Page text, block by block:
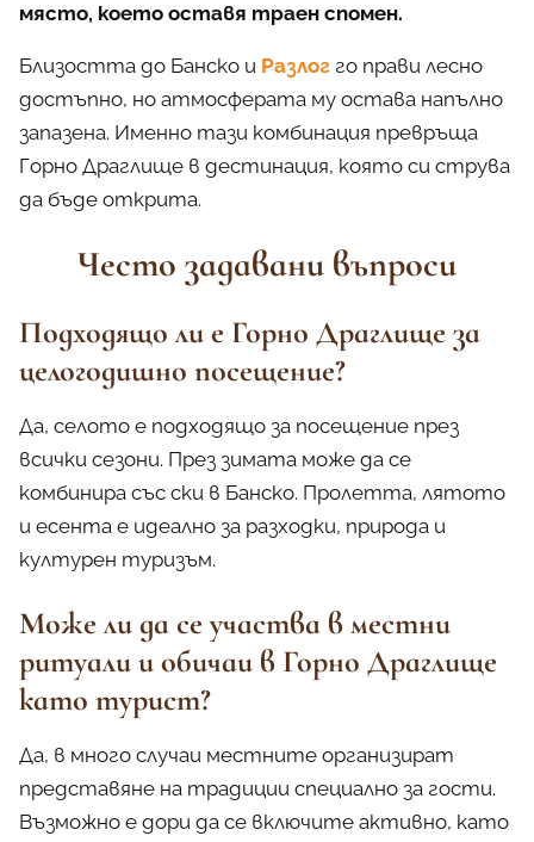
място, което оставя траен спомен.
Близостта до Банско и Разлог го прави лесно
достъпно, но атмосферата му остава напълно
запазена. Именно тази комбинация превръща
Горно Драглище в дестинация, която си струва
да бъде открита.
Често задавани въпроси
Подходящо ли е Горно Драглище за
целогодишно посещение?
Да, селото е подходящо за посещение през
всички сезони. През зимата може да се
комбинира със ски в Банско. Пролетта, лятото
и есента е идеално за разходки, природа и
културен туризъм.
Може ли да се участва в местни
ритуали и обичаи в Горно Драглище
като турист?
Да, в много случаи местните организират
представяне на традиции специално за гости.
Възможно е дори да се включите активно, като